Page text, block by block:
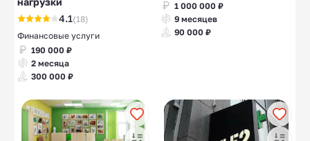
4.1(18)
Финансовые услуги
190 000 ₽
2 месяца
300 000 ₽
1 000 000 ₽
9 месяцев
90 000 ₽